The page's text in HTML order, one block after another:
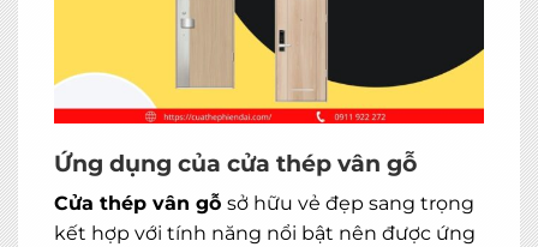
Ứng dụng của cửa thép vân gỗ
Cửa thép vân gỗ sở hữu vẻ đẹp sang trọng
kết hợp với tính năng nổi bật nên được ứng